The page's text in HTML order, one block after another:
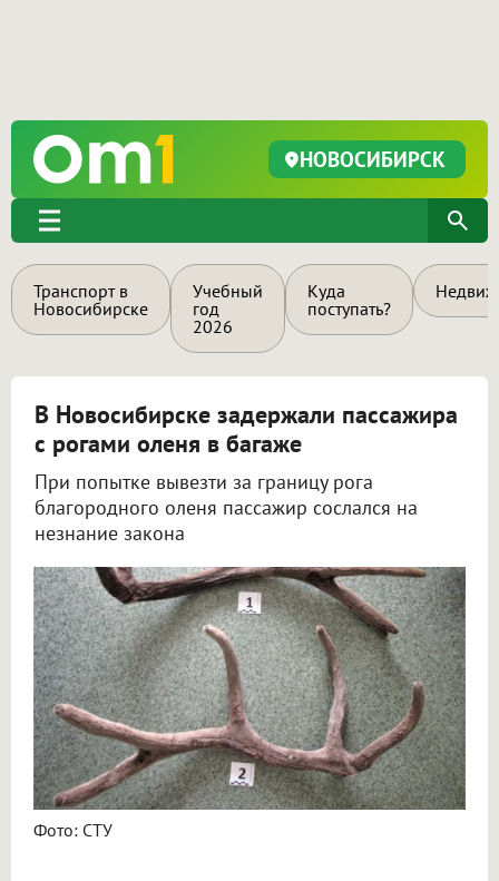
НОВОСИБИРСК
Транспорт в
Новосибирске
Учебный
год
2026
Куда
поступать?
В Новосибирске задержали пассажира
с рогами оленя в багаже
При попытке вывезти за границу рога
благородного оленя пассажир сослался на
незнание закона
Фото: СТУ